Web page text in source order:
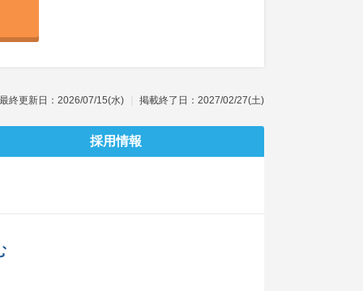
最終更新日：2026/07/15(水) 掲載終了日：2027/02/27(土)
採用情報